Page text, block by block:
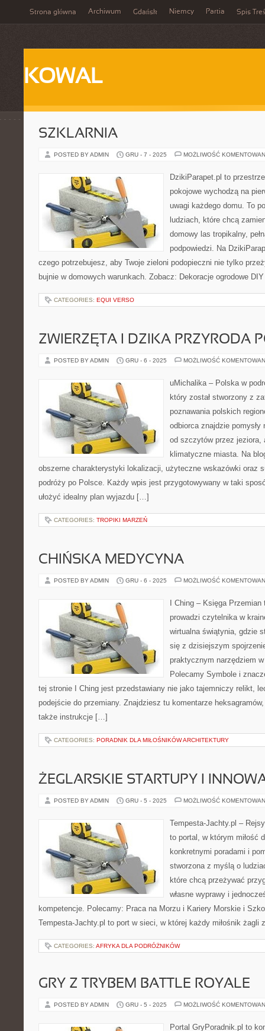
Strona główna Archiwum Gdańsk Niemcy Partia Spis
KOWAL
SZKLARNIA
POSTED BY ADMIN GRU - 7 - 2025 MOŻLIWOŚĆ
DzikiParapet.pl to
pokojowe wychodzą na
uwagi każdego domu. To
ludziach, które chcą
domowy las tropikalny,
podpowiedzi. Na
czego potrzebujesz, aby Twoje zieloni podopieczni nie tylko
bujnie w domowych warunkach. Zobacz: Dekoracje ogrodowe
CATEGORIES: EQUI VERSO
ZWIERZĘTA I DZIKA PRZYRODA
POSTED BY ADMIN GRU - 6 - 2025 MOŻLIWOŚĆ
uMichalika – Polska w
który został stworzony z
poznawania polskich
odbiorca znajdzie pomysły
od szczytów przez jeziora,
klimatyczne miasta. Na
obszerne charakterystyki lokalizacji, użyteczne wskazówki oraz
podróży po Polsce. Każdy wpis jest przygotowywany w taki
ułożyć idealny plan wyjazdu […]
CATEGORIES: TROPIKI MARZEŃ
CHIŃSKA MEDYCYNA
POSTED BY ADMIN GRU - 6 - 2025 MOŻLIWOŚĆ
I Ching – Księga
prowadzi czytelnika w
wirtualna świątynia, gdzie
się z dzisiejszym
praktycznym narzędziem
Polecamy Symbole i
tej stronie I Ching jest przedstawiany nie jako tajemniczy relikt,
podejście do przemiany. Znajdziesz tu komentarze heksagramów,
także instrukcje […]
CATEGORIES: PORADNIK DLA MIŁOŚNIKÓW ARCHITEKTURY
ŻEGLARSKIE STARTUPY I
POSTED BY ADMIN GRU - 5 - 2025 MOŻLIWOŚĆ
Tempesta-Jachty.pl –
to portal, w którym miłość
konkretnymi poradami i
stworzona z myślą o
które chcą przeżywać
własne wyprawy i
kompetencje. Polecamy: Praca na Morzu i Kariery Morskie i
Tempesta-Jachty.pl to port w sieci, w której każdy miłośnik żagli
CATEGORIES: AFRYKA DLA PODRÓŻNIKÓW
GRY Z TRYBEM BATTLE ROYALE
POSTED BY ADMIN GRU - 5 - 2025 MOŻLIWOŚĆ
Portal GryPoradnik.pl to